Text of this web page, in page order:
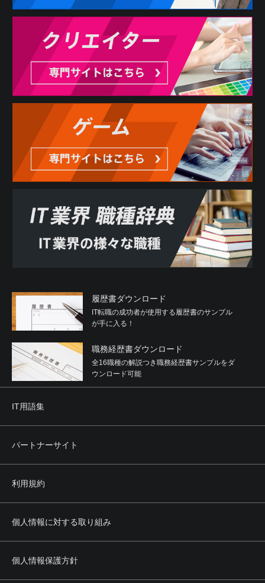
履歴書ダウンロード
IT転職の成功者が使用する履歴書のサンプル
が手に入る！
職務経歴書ダウンロード
全16職種の解説つき職務経歴書サンプルをダ
ウンロード可能
IT用語集
パートナーサイト
利用規約
個人情報に対する取り組み
個人情報保護方針